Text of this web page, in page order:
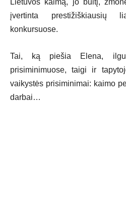
Lietuvos kaimą, jo buitį,
įvertinta prestižiškiausių
konkursuose.
Tai, ką piešia Elena,
prisiminimuose, taigi ir
vaikystės prisiminimai: kaimo
darbai…